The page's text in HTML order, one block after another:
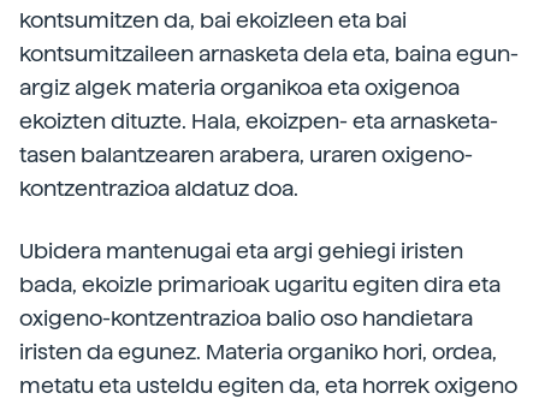
kontsumitzen da, bai ekoizleen eta bai
kontsumitzaileen arnasketa dela eta, baina egun-
argiz algek materia organikoa eta oxigenoa
ekoizten dituzte. Hala, ekoizpen- eta arnasketa-
tasen balantzearen arabera, uraren oxigeno-
kontzentrazioa aldatuz doa.
Ubidera mantenugai eta argi gehiegi iristen
bada, ekoizle primarioak ugaritu egiten dira eta
oxigeno-kontzentrazioa balio oso handietara
iristen da egunez. Materia organiko hori, ordea,
metatu eta usteldu egiten da, eta horrek oxigeno